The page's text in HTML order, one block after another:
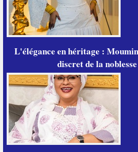
L'élégance en héritage :
discret de la